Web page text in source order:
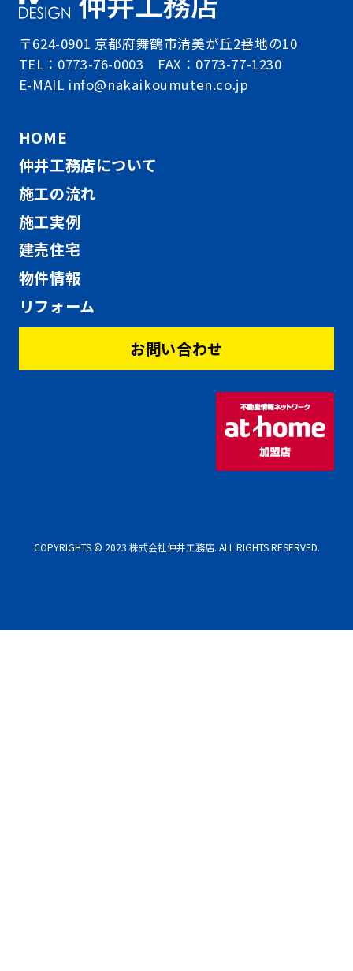
〒624-0901 京都府舞鶴市清美が丘2番地の10
TEL：0773-76-0003 FAX：0773-77-1230
E-MAIL info@nakaikoumuten.co.jp
HOME
仲井工務店について
施工の流れ
施工実例
建売住宅
物件情報
リフォーム
お問い合わせ
COPYRIGHTS © 2023 株式会社仲井工務店. ALL RIGHTS RESERVED.